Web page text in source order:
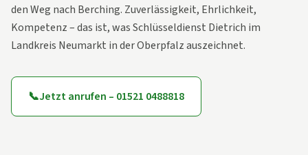
den Weg nach Berching. Zuverlässigkeit, Ehrlichkeit,
Kompetenz – das ist, was Schlüsseldienst Dietrich im
Landkreis Neumarkt in der Oberpfalz auszeichnet.
📞Jetzt anrufen – 01521 0488818